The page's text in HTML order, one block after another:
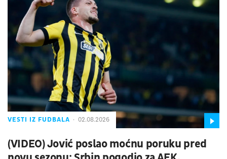
VESTI IZ FUDBALA 02.08.2026
(VIDEO) Jović poslao moćnu poruku pred